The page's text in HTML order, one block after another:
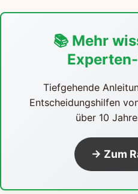
📚 Mehr
Tiefgehende
Entscheidungshilfen
über 10
→ Zum